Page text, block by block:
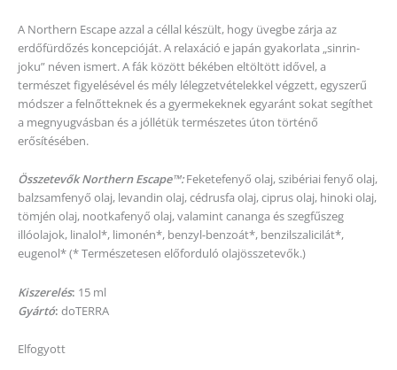
A Northern Escape azzal a céllal készült, hogy üvegbe zárja az
erdőfürdőzés koncepcióját. A relaxáció e japán gyakorlata „sinrin-
joku” néven ismert. A fák között békében eltöltött idővel, a
természet figyelésével és mély lélegzetvételekkel végzett, egyszerű
módszer a felnőtteknek és a gyermekeknek egyaránt sokat segíthet
a megnyugvásban és a jóllétük természetes úton történő
erősítésében.
Összetevők Northern Escape™:Feketefenyő olaj, szibériai fenyő olaj,
balzsamfenyő olaj, levandin olaj, cédrusfa olaj, ciprus olaj, hinoki olaj,
tömjén olaj, nootkafenyő olaj, valamint cananga és szegfűszeg
illóolajok, linalol*, limonén*, benzyl-benzoát*, benzilszalicilát*,
eugenol* (* Természetesen előforduló olajösszetevők.)
Kiszerelés: 15 ml
Gyártó: doTERRA
Elfogyott